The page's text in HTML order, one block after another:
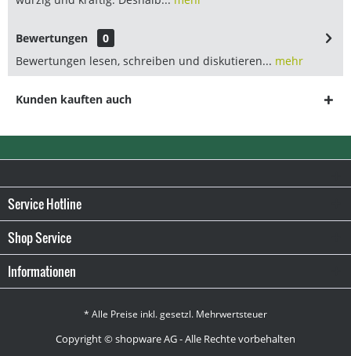
Bewertungen
0
Bewertungen lesen, schreiben und diskutieren... mehr
Kunden kauften auch
Service Hotline
Shop Service
Informationen
* Alle Preise inkl. gesetzl. Mehrwertsteuer
Copyright © shopware AG - Alle Rechte vorbehalten